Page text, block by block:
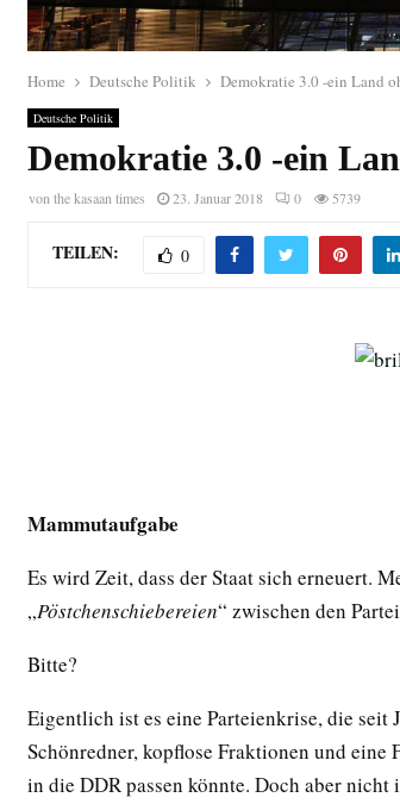
Home Deutsche Politik Demokratie 3.0 -ein Land
Deutsche Politik
Demokratie 3.0 -ein
von the kasaan times 23. Januar 2018 0 5739
TEILEN: 0
Mammutaufgabe
Es wird Zeit, dass der Staat sich erneuert.
„Pöstchenschiebereien“ zwischen den
Bitte?
Eigentlich ist es eine Parteienkrise, die seit
Schönredner, kopflose Fraktionen und
in die DDR passen könnte. Doch aber nicht